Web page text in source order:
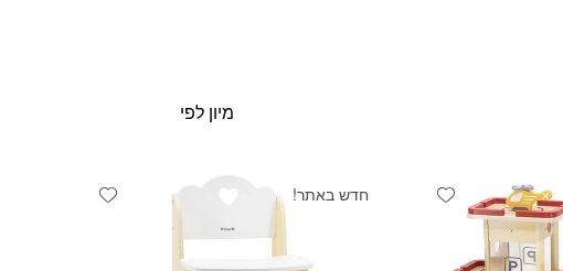
Add wishlist
Add wishlist חדש באתר!